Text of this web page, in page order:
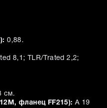
0,88.
8,1; TLR/Trated 2,2;
см.
фланец FF215): A 19